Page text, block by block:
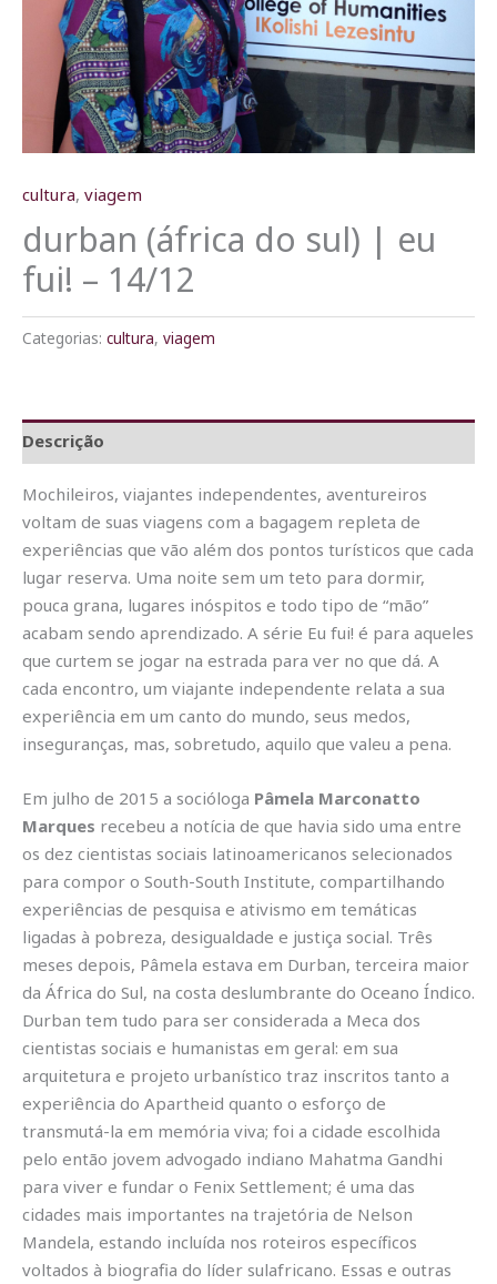
cultura, viagem
durban (áfrica do sul) | eu
fui! – 14/12
Categorias: cultura, viagem
Descrição
Mochileiros, viajantes independentes, aventureiros
voltam de suas viagens com a bagagem repleta de
experiências que vão além dos pontos turísticos que cada
lugar reserva. Uma noite sem um teto para dormir,
pouca grana, lugares inóspitos e todo tipo de “mão”
acabam sendo aprendizado. A série Eu fui! é para aqueles
que curtem se jogar na estrada para ver no que dá. A
cada encontro, um viajante independente relata a sua
experiência em um canto do mundo, seus medos,
inseguranças, mas, sobretudo, aquilo que valeu a pena.
Em julho de 2015 a socióloga Pâmela Marconatto
Marques recebeu a notícia de que havia sido uma entre
os dez cientistas sociais latinoamericanos selecionados
para compor o South-South Institute, compartilhando
experiências de pesquisa e ativismo em temáticas
ligadas à pobreza, desigualdade e justiça social. Três
meses depois, Pâmela estava em Durban, terceira maior
da África do Sul, na costa deslumbrante do Oceano Índico.
Durban tem tudo para ser considerada a Meca dos
cientistas sociais e humanistas em geral: em sua
arquitetura e projeto urbanístico traz inscritos tanto a
experiência do Apartheid quanto o esforço de
transmutá-la em memória viva; foi a cidade escolhida
pelo então jovem advogado indiano Mahatma Gandhi
para viver e fundar o Fenix Settlement; é uma das
cidades mais importantes na trajetória de Nelson
Mandela, estando incluída nos roteiros específicos
voltados à biografia do líder sulafricano. Essas e outras